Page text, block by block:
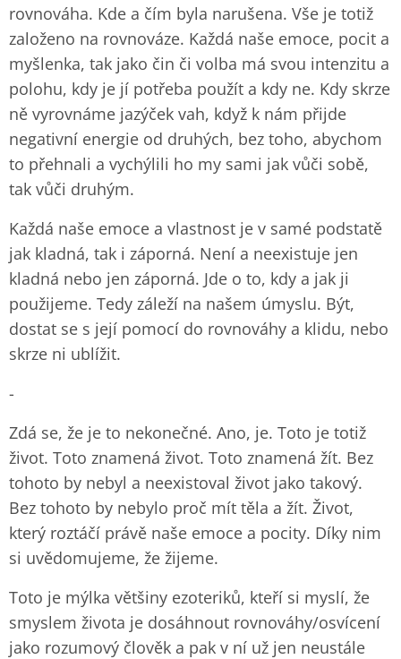
rovnováha. Kde a čím byla narušena. Vše je totiž
založeno na rovnováze. Každá naše emoce, pocit a
myšlenka, tak jako čin či volba má svou intenzitu a
polohu, kdy je jí potřeba použít a kdy ne. Kdy skrze
ně vyrovnáme jazýček vah, když k nám přijde
negativní energie od druhých, bez toho, abychom
to přehnali a vychýlili ho my sami jak vůči sobě,
tak vůči druhým.
Každá naše emoce a vlastnost je v samé podstatě
jak kladná, tak i záporná. Není a neexistuje jen
kladná nebo jen záporná. Jde o to, kdy a jak ji
použijeme. Tedy záleží na našem úmyslu. Být,
dostat se s její pomocí do rovnováhy a klidu, nebo
skrze ni ublížit.
-
Zdá se, že je to nekonečné. Ano, je. Toto je totiž
život. Toto znamená život. Toto znamená žít. Bez
tohoto by nebyl a neexistoval život jako takový.
Bez tohoto by nebylo proč mít těla a žít. Život,
který roztáčí právě naše emoce a pocity. Díky nim
si uvědomujeme, že žijeme.
Toto je mýlka většiny ezoteriků, kteří si myslí, že
smyslem života je dosáhnout rovnováhy/osvícení
jako rozumový člověk a pak v ní už jen neustále